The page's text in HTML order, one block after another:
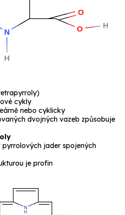
)
cykly
nebo cyklicky
dvojných vazeb způsobuje
pyrrolových jader spojených
jeprofin